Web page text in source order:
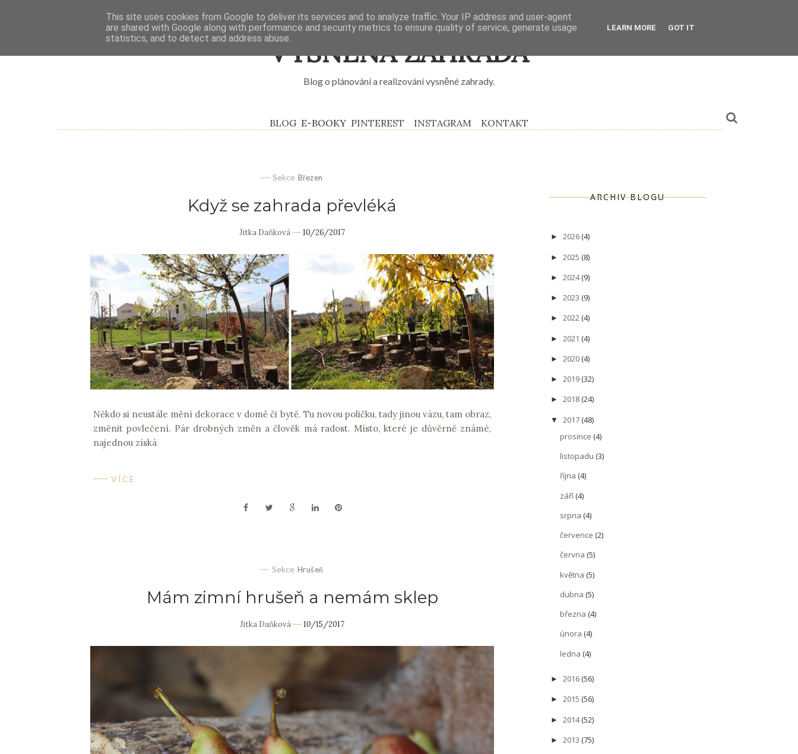
VYSNĚNÁ ZAHRADA
Blog o plánování a realizování vysněné zahrady.
BLOG E-BOOKY PINTEREST INSTAGRAM KONTAKT
Sekce Březen
Když se zahrada převléká
Jitka Daňková 10/26/2017
Někdo si neustále mění dekorace v domě či bytě. Tu novou poličku, tady jinou vázu, tam obraz,
změnit povlečení. Pár drobných změn a člověk má radost. Místo, které je důvěrně známé,
najednou získá
VÍCE
Sekce Hrušeň
Mám zimní hrušeň a nemám sklep
Jitka Daňková 10/15/2017
ARCHIV BLOGU
► 2026(4)
► 2025 (8)
► 2024(9)
► 2023 (9)
► 2022(4)
► 2021 (4)
► 2020(4)
► 2019(32)
► 2018(24)
▼ 2017(48)
prosince (4)
listopadu (3)
října (4)
září(4)
srpna (4)
července (2)
června (5)
května (5)
dubna (5)
března (4)
února (4)
ledna (4)
► 2016(56)
► 2015 (56)
► 2014(52)
► 2013 (75)
This site uses cookies from Google to deliver its services and to analyze traffic. Your IP address and user-agent
are shared with Google along with performance and security metrics to ensure quality of service, generate usage
statistics, and to detect and address abuse.
LEARN MORE GOT IT